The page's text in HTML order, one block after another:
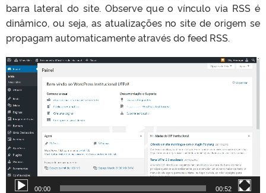
barra lateral do site. Observe que o vínculo via RSS é
dinâmico, ou seja, as atualizações no site de origem se
propagam automaticamente através do feed RSS.
T
o
c
a
d
o
r
d
e
v
00:00 00:52